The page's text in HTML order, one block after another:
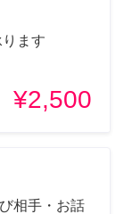
ます
¥2,500
相手・お話